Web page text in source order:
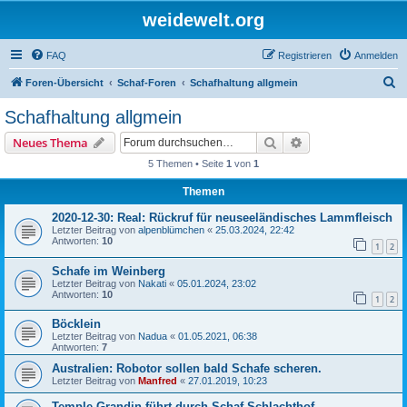
weidewelt.org
FAQ Anmelden
Registrieren
Foren-Übersicht Schaf-Foren Schafhaltung allgmein
Schafhaltung allgmein
Neues Thema Suche
5 Themen • Seite 1 von 1
Themen
2020-12-30: Real: Rückruf für neuseeländisches Lammfleisch
Letzter Beitrag von alpenblümchen « 25.03.2024, 22:42
Antworten: 10 1 2
Schafe im Weinberg
Letzter Beitrag von Nakati « 05.01.2024, 23:02
Antworten: 10 1 2
Böcklein
Letzter Beitrag von Nadua « 01.05.2021, 06:38
Antworten: 7
Australien: Robotor sollen bald Schafe scheren.
Letzter Beitrag von Manfred « 27.01.2019, 10:23